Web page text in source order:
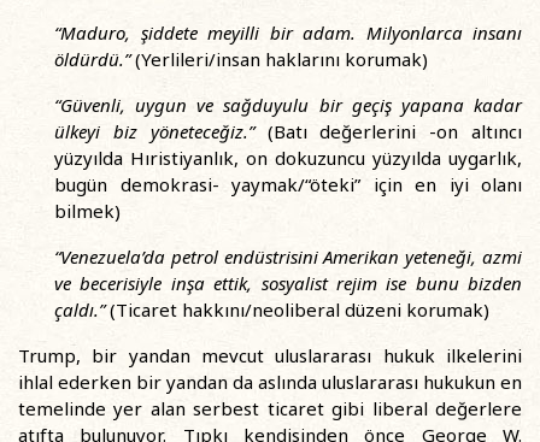
“Maduro, şiddete meyilli bir adam. Milyonlarca insanı
öldürdü.”(Yerlileri/insan haklarını korumak)
“Güvenli, uygun ve sağduyulu bir geçiş yapana kadar
ülkeyi biz yöneteceğiz.”(Batı değerlerini -on altıncı
yüzyılda Hıristiyanlık, on dokuzuncu yüzyılda uygarlık,
bugün demokrasi- yaymak/“öteki” için en iyi olanı
bilmek)
“Venezuela’da petrol endüstrisini Amerikan yeteneği, azmi
ve becerisiyle inşa ettik, sosyalist rejim ise bunu bizden
çaldı.”(Ticaret hakkını/neoliberal düzeni korumak)
Trump, bir yandan mevcut uluslararası hukuk ilkelerini
ihlal ederken bir yandan da aslında uluslararası hukukun en
temelinde yer alan serbest ticaret gibi liberal değerlere
atıfta bulunuyor. Tıpkı kendisinden önce George W.